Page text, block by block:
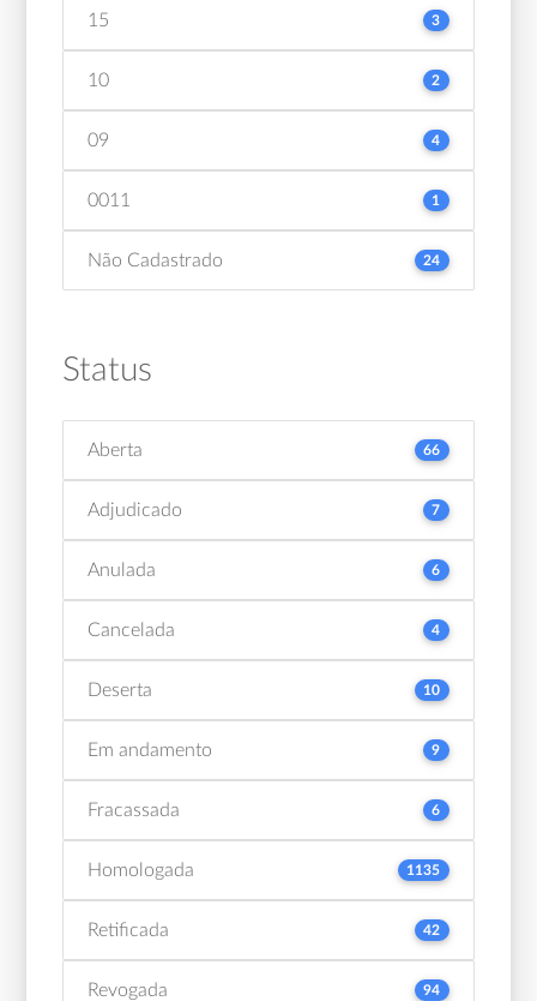
15 3
10 2
09 4
0011 1
Não Cadastrado 24
Status
Aberta 66
Adjudicado 7
Anulada 6
Cancelada 4
Deserta 10
Em andamento 9
Fracassada 6
Homologada 1135
Retificada 42
Revogada 94